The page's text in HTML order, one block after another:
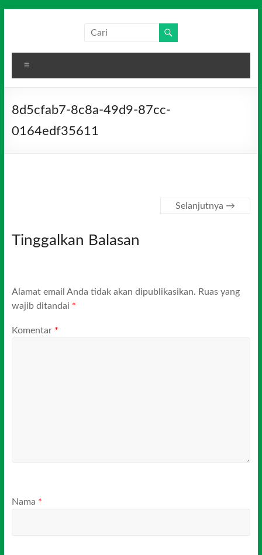
Media
Indonesia
8d5cfab7-8c8a-49d9-87cc-
0164edf35611
Selanjutnya →
Tinggalkan Balasan
Alamat email Anda tidak akan dipublikasikan. Ruas yang
wajib ditandai *
Komentar *
Nama *